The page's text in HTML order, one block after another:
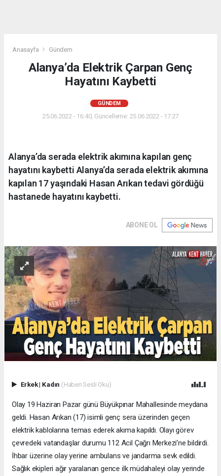
Anasayfa Gündem
Alanya’da Elektrik Çarpan Genç
Hayatını Kaybetti
GÜNDEM
25.06.2022 - 16:40, Güncelleme: 25.06.2022 - 17:27
Alanya’da serada elektrik akımına kapılan genç
hayatını kaybetti Alanya’da serada elektrik akımına
kapılan 17 yaşındaki Hasan Arıkan tedavi gördüğü
hastanede hayatını kaybetti.
ABONE OL
Erkek| Kadın (Haberi Sesli Oku)
Olay 19 Haziran Pazar günü Büyükpınar Mahallesinde meydana
geldi. Hasan Arıkan (17) isimli genç sera üzerinden geçen
elektrik kablolarına temas ederek akıma kapıldı. Olayı görev
çevredeki vatandaşlar durumu 112 Acil Çağrı Merkezi’ne bildirdi.
İhbar üzerine olay yerine ambulans ve jandarma sevk edildi.
Sağlık ekipleri ağır yaralanan gence ilk müdahaleyi olay yerinde